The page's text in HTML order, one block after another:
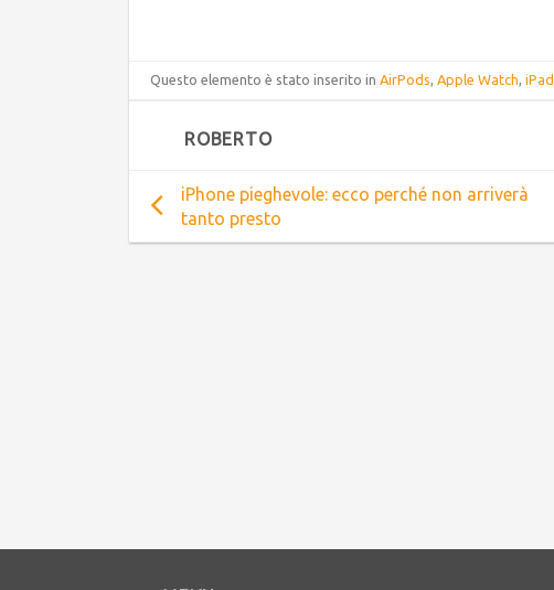
Questo elemento è stato inserito inAirPods,Apple Watch,iPad
ROBERTO
iPhone pieghevole: ecco perché non arriverà
tanto presto